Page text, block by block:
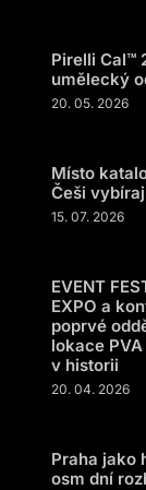
Pirelli Cal™
umělecký
20. 05. 2026
Místo
Češi
15. 07. 2026
EVENT
EXPO a
poprvé
lokace
v historii
20. 04. 2026
Praha jako
osm dní